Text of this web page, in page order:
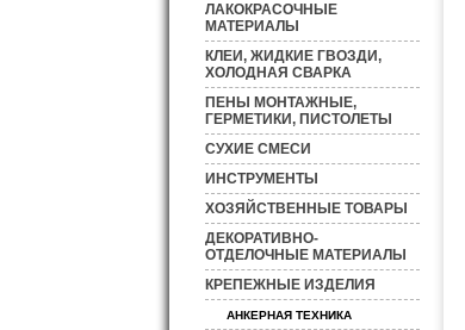
ЛАКОКРАСОЧНЫЕ
МАТЕРИАЛЫ
КЛЕИ, ЖИДКИЕ ГВОЗДИ,
ХОЛОДНАЯ СВАРКА
ПЕНЫ МОНТАЖНЫЕ,
ГЕРМЕТИКИ, ПИСТОЛЕТЫ
СУХИЕ СМЕСИ
ИНСТРУМЕНТЫ
ХОЗЯЙСТВЕННЫЕ ТОВАРЫ
ДЕКОРАТИВНО-
ОТДЕЛОЧНЫЕ МАТЕРИАЛЫ
КРЕПЕЖНЫЕ ИЗДЕЛИЯ
АНКЕРНАЯ ТЕХНИКА